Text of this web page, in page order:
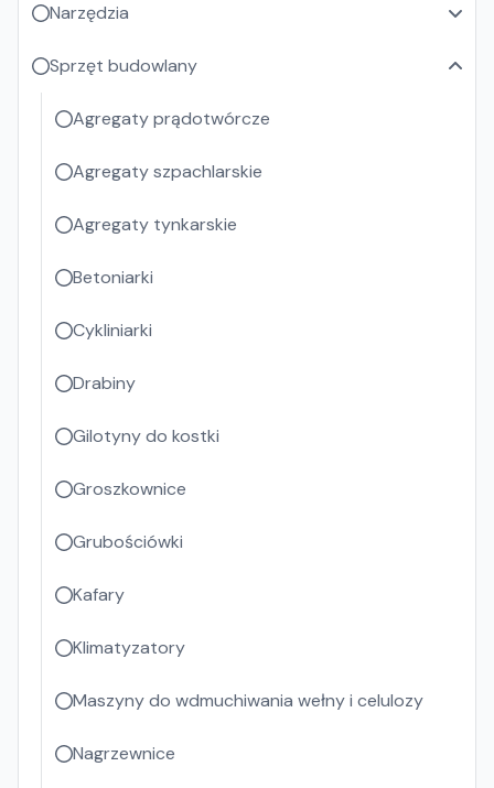
Narzędzia
Sprzęt budowlany
Agregaty prądotwórcze
Agregaty szpachlarskie
Agregaty tynkarskie
Betoniarki
Cykliniarki
Drabiny
Gilotyny do kostki
Groszkownice
Grubościówki
Kafary
Klimatyzatory
Maszyny do wdmuchiwania wełny i celulozy
Nagrzewnice